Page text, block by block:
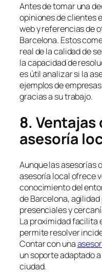
Antes de tomar una
opiniones de clientes
web y referencias de
Barcelona. Estos
real de la calidad de
la capacidad de
es útil analizar si la
ejemplos de
gracias a su trabajo.
8. Ventajas
asesoría
Aunque las asesorías
asesoría local ofrece
conocimiento del
de Barcelona,
presenciales y
La proximidad facilita
permite resolver
Contar con una
un soporte adaptado
ciudad.